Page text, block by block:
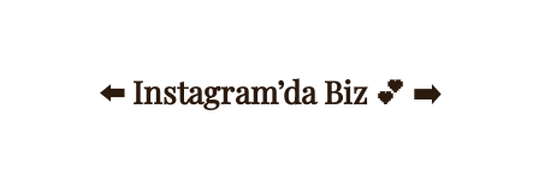
⬅️ Instagram’da Biz 💕 ➡️